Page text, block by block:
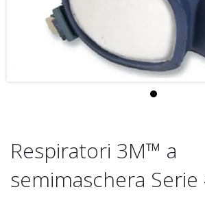
Respiratori 3M™ a
semimaschera Serie